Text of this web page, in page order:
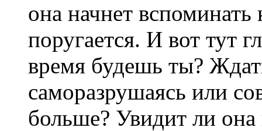
она начнет вспоминать
поругается. И вот тут
время будешь ты?
саморазрушаясь или
больше? Увидит ли